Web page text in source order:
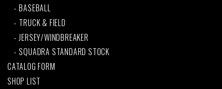
BASEBALL
TRUCK & FIELD
JERSEY/WINDBREAKER
SQUADRA STANDARD STOCK
CATALOG FORM
SHOP LIST